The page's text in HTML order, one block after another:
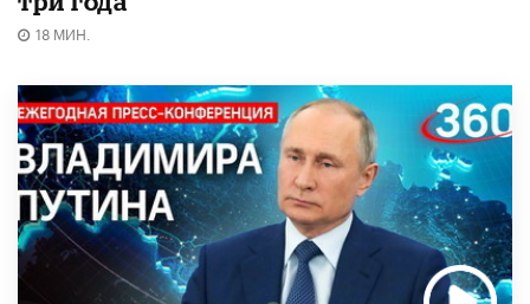
18 МИН.